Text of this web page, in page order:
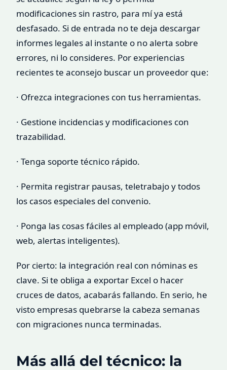
modificaciones sin rastro, para mí ya está
desfasado. Si de entrada no te deja descargar
informes legales al instante o no alerta sobre
errores, ni lo consideres. Por experiencias
recientes te aconsejo buscar un proveedor que:
· Ofrezca integraciones con tus herramientas.
· Gestione incidencias y modificaciones con
trazabilidad.
· Tenga soporte técnico rápido.
· Permita registrar pausas, teletrabajo y todos
los casos especiales del convenio.
· Ponga las cosas fáciles al empleado (app móvil,
web, alertas inteligentes).
Por cierto: la integración real con nóminas es
clave. Si te obliga a exportar Excel o hacer
cruces de datos, acabarás fallando. En serio, he
visto empresas quebrarse la cabeza semanas
con migraciones nunca terminadas.
Más allá del técnico: la